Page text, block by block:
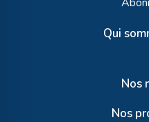
Qui
Nos
Nos